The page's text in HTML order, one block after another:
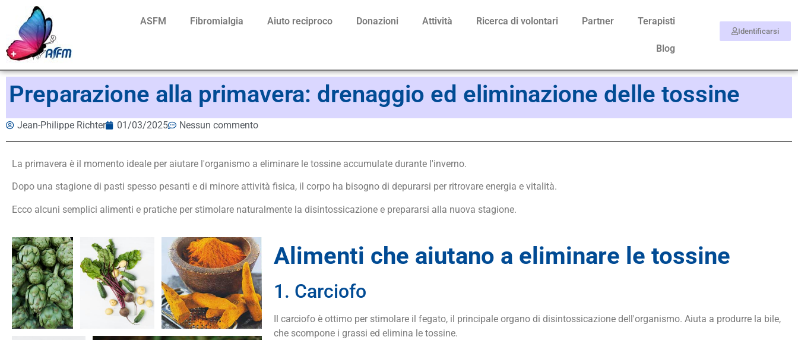
ASFM Fibromialgia Aiuto reciproco Donazioni Attività Ricerca di volontari Partner Terapisti
Blog
Identificarsi
Preparazione alla primavera: drenaggio ed eliminazione delle tossine
Jean-Philippe Richter 01/03/2025 Nessun commento
La primavera è il momento ideale per aiutare l'organismo a eliminare le tossine accumulate durante l'inverno.
Dopo una stagione di pasti spesso pesanti e di minore attività fisica, il corpo ha bisogno di depurarsi per ritrovare energia e vitalità.
Ecco alcuni semplici alimenti e pratiche per stimolare naturalmente la disintossicazione e prepararsi alla nuova stagione.
Alimenti che aiutano a eliminare le tossine
1. Carciofo
Il carciofo è ottimo per stimolare il fegato, il principale organo di disintossicazione dell'organismo. Aiuta a produrre la bile,
che scompone i grassi ed elimina le tossine.